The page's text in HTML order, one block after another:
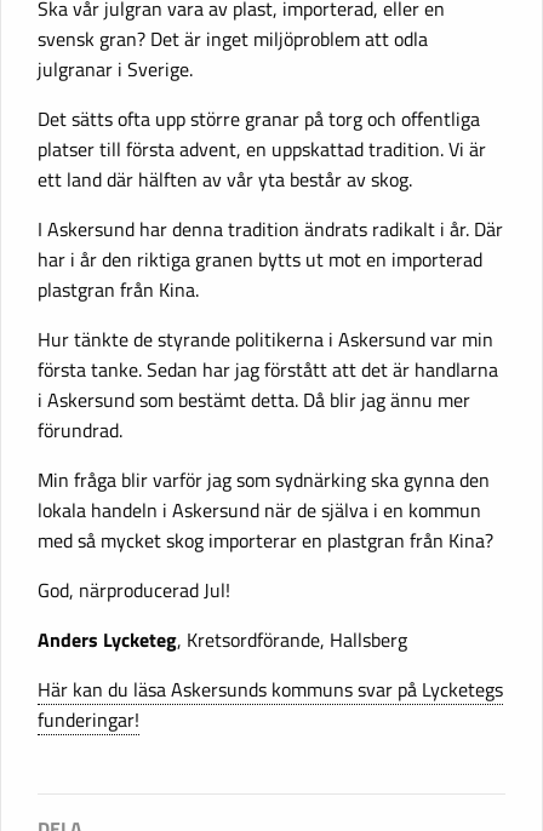
Ska vår julgran vara av plast, importerad, eller en
svensk gran? Det är inget miljöproblem att odla
julgranar i Sverige.
Det sätts ofta upp större granar på torg och offentliga
platser till första advent, en uppskattad tradition. Vi är
ett land där hälften av vår yta består av skog.
I Askersund har denna tradition ändrats radikalt i år. Där
har i år den riktiga granen bytts ut mot en importerad
plastgran från Kina.
Hur tänkte de styrande politikerna i Askersund var min
första tanke. Sedan har jag förstått att det är handlarna
i Askersund som bestämt detta. Då blir jag ännu mer
förundrad.
Min fråga blir varför jag som sydnärking ska gynna den
lokala handeln i Askersund när de själva i en kommun
med så mycket skog importerar en plastgran från Kina?
God, närproducerad Jul!
Anders Lycketeg, Kretsordförande, Hallsberg
Här kan du läsa Askersunds kommuns svar på Lycketegs
funderingar!